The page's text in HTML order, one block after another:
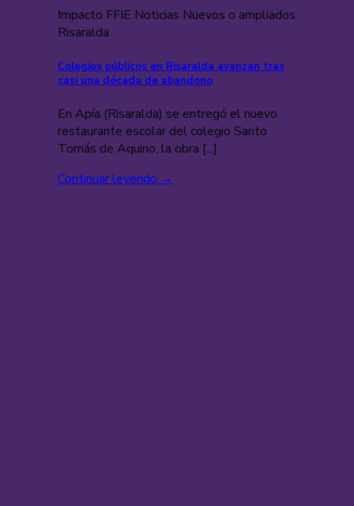
Impacto FFIE Noticias Nuevos o ampliados
Risaralda
Colegios públicos en Risaralda avanzan tras
casi una década de abandono
En Apía (Risaralda) se entregó el nuevo
restaurante escolar del colegio Santo
Tomás de Aquino, la obra [...]
Continuar leyendo →